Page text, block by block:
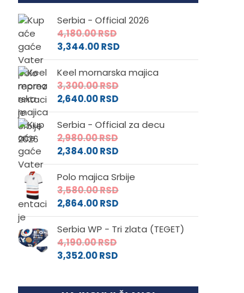
Serbia - Official 2026
4,180.00RSD
3,344.00RSD
Keel mornarska majica
3,300.00RSD
2,640.00RSD
Serbia - Official za decu
2,980.00RSD
2,384.00RSD
Polo majica Srbije
3,580.00RSD
2,864.00RSD
Serbia WP - Tri zlata (TEGET)
4,190.00RSD
3,352.00RSD